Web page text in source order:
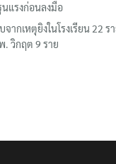
แรงก่อนลงมือ
ากเหตุยิงในโรงเรียน 22 ร
. วิกฤต 9 ราย